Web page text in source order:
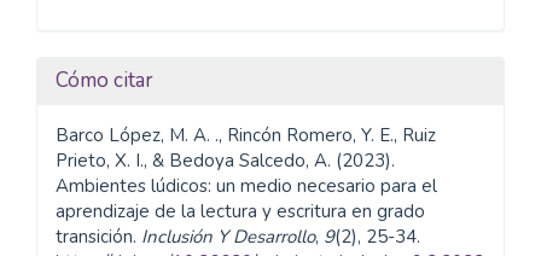
Cómo citar
Barco López, M. A. ., Rincón Romero, Y. E., Ruiz
Prieto, X. I., & Bedoya Salcedo, A. (2023).
Ambientes lúdicos: un medio necesario para el
aprendizaje de la lectura y escritura en grado
transición. Inclusión Y Desarrollo, 9(2), 25-34.